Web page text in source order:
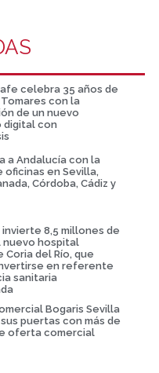
celebra 35 años de
con la
de un nuevo
digital con
a Andalucía con la
oficinas en Sevilla,
Córdoba, Cádiz y
invierte 8,5 millones de
nuevo hospital
Coria del Río, que
en referente
sanitaria
Bogaris Sevilla
puertas con más de
oferta comercial